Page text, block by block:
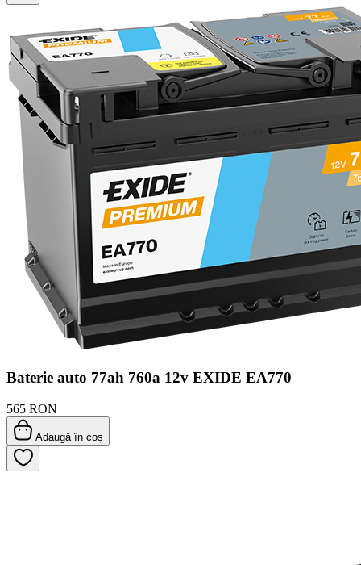
Baterie auto 77ah 760a 12v EXIDE EA770
565 RON
Adaugă în coș